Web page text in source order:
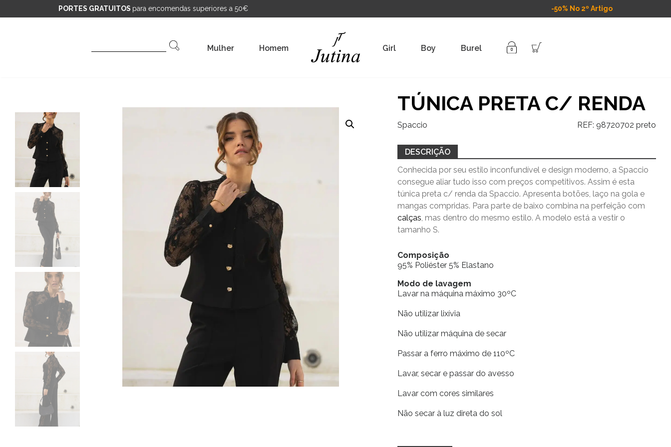
PORTES GRATUITOS para encomendas superiores a 50€ -50% No 2º Artigo
Mulher Homem Girl Boy Burel
TÚNICA PRETA C/ RENDA
Spaccio REF: 98720702 preto
DESCRIÇÃO
Conhecida por seu estilo inconfundível e design moderno, a Spaccio
consegue aliar tudo isso com preços competitivos. Assim é esta
túnica preta c/ renda da Spaccio. Apresenta botões, laço na gola e
mangas compridas. Para parte de baixo combina na perfeição com
calças, mas dentro do mesmo estilo. A modelo está a vestir o
tamanho S.
Composição
95% Poliéster 5% Elastano
Modo de lavagem
Lavar na máquina máximo 30ºC
Não utilizar lixívia
Não utilizar máquina de secar
Passar a ferro máximo de 110ºC
Lavar, secar e passar do avesso
Lavar com cores similares
Não secar à luz direta do sol